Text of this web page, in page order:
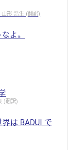
形 浩生 (翻訳)
よ。
(翻訳)
は BADUI で